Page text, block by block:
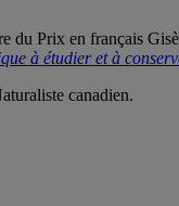
du Prix en français
à étudier et à
canadien.